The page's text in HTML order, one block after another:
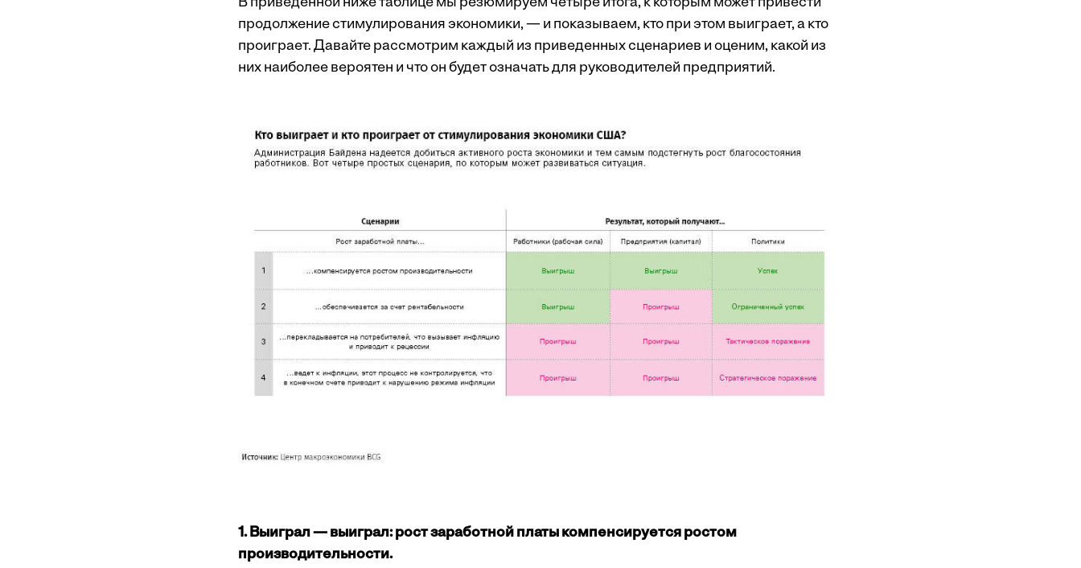
продолжение стимулирования экономики, — и показываем, кто при этом выиграет, а кто
проиграет. Давайте рассмотрим каждый из приведенных сценариев и оценим, какой из
них наиболее вероятен и что он будет означать для руководителей предприятий.
1. Выиграл — выиграл: рост заработной платы компенсируется ростом
производительности.